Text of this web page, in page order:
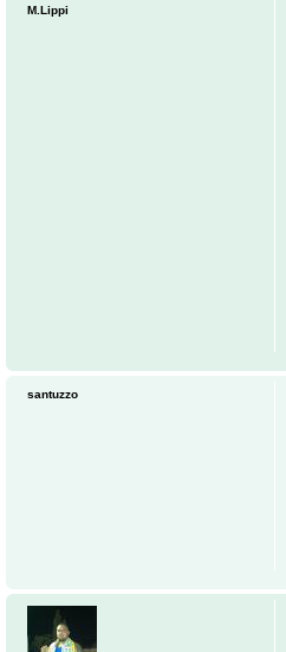
M.Lippi
santuzzo